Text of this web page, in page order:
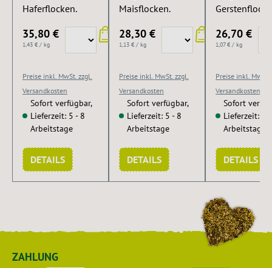
Haferflocken.
35,80 €
1,43 € / kg
Preise inkl. MwSt. zzgl.
Versandkosten
Sofort verfügbar,
Lieferzeit: 5 - 8
Arbeitstage
DETAILS
Maisflocken.
28,30 €
1,13 € / kg
Preise inkl. MwSt. zzgl.
Versandkosten
Sofort verfügbar,
Lieferzeit: 5 - 8
Arbeitstage
DETAILS
26,70 €
1,07 € / kg
Preise inkl. MwSt.
Versandkosten
Sofort
Lieferzeit: 5
Arbeitstage
DETAILS
ZAHLUNG